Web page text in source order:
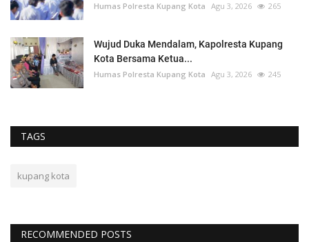
Humas Polresta Kupang Kota Agu 3, 2026 265
Wujud Duka Mendalam, Kapolresta Kupang
Kota Bersama Ketua...
Humas Polresta Kupang Kota Agu 3, 2026 245
TAGS
kupang kota
RECOMMENDED POSTS